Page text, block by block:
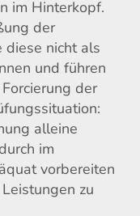
im Hinterkopf.
der
diese nicht als
und führen
der
g alleine
im
vorbereiten
zu